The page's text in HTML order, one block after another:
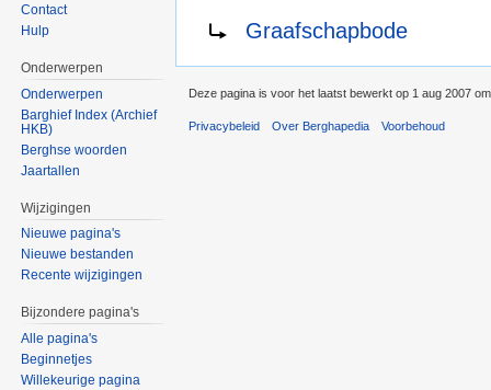
Doorverwijzing naar:
Graafschapbode
Contact
Hulp
Onderwerpen
Onderwerpen
Barghief Index (Archief
HKB)
Berghse woorden
Jaartallen
Wijzigingen
Nieuwe pagina's
Nieuwe bestanden
Recente wijzigingen
Bijzondere pagina's
Alle pagina's
Beginnetjes
Willekeurige pagina
Deze pagina is voor het laatst bewerkt op 1 aug 2007
Privacybeleid Over Berghapedia Voorbehoud